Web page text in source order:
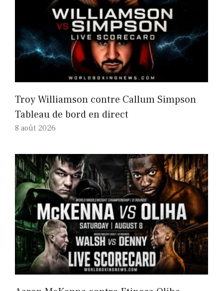
Troy Williamson contre Callum Simpson
Tableau de bord en direct
8 août 2026